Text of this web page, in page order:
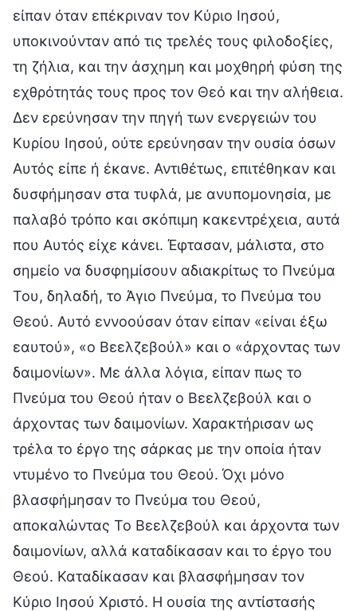
είπαν όταν επέκριναν τον Κύριο Ιησού,
υποκινούνταν από τις τρελές τους φιλοδοξίες,
τη ζήλια, και την άσχημη και μοχθηρή φύση της
εχθρότητάς τους προς τον Θεό και την αλήθεια.
Δεν ερεύνησαν την πηγή των ενεργειών του
Κυρίου Ιησού, ούτε ερεύνησαν την ουσία όσων
Αυτός είπε ή έκανε. Αντιθέτως, επιτέθηκαν και
δυσφήμησαν στα τυφλά, με ανυπομονησία, με
παλαβό τρόπο και σκόπιμη κακεντρέχεια, αυτά
που Αυτός είχε κάνει. Έφτασαν, μάλιστα, στο
σημείο να δυσφημίσουν αδιακρίτως το Πνεύμα
Του, δηλαδή, το Άγιο Πνεύμα, το Πνεύμα του
Θεού. Αυτό εννοούσαν όταν είπαν «είναι έξω
εαυτού», «ο Βεελζεβούλ» και ο «άρχοντας των
δαιμονίων». Με άλλα λόγια, είπαν πως το
Πνεύμα του Θεού ήταν ο Βεελζεβούλ και ο
άρχοντας των δαιμονίων. Χαρακτήρισαν ως
τρέλα το έργο της σάρκας με την οποία ήταν
ντυμένο το Πνεύμα του Θεού. Όχι μόνο
βλασφήμησαν το Πνεύμα του Θεού,
αποκαλώντας Το Βεελζεβούλ και άρχοντα των
δαιμονίων, αλλά καταδίκασαν και το έργο του
Θεού. Καταδίκασαν και βλασφήμησαν τον
Κύριο Ιησού Χριστό. Η ουσία της αντίστασής